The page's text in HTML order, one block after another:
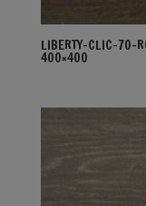
LIBERTY-CLIC-70-
400×400